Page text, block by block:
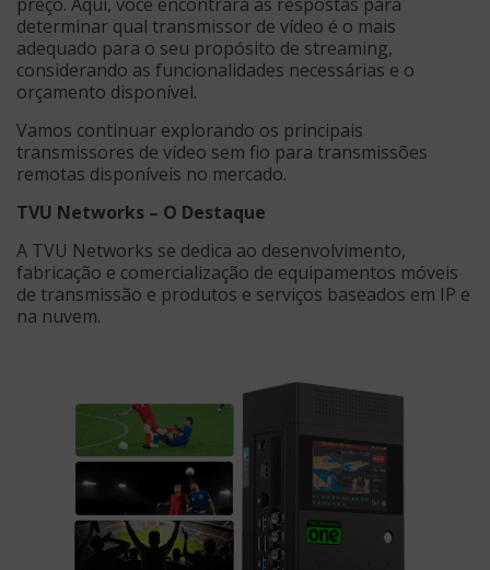
determinar qual transmissor de vídeo é o mais
adequado para o seu propósito de streaming,
considerando as funcionalidades necessárias e o
orçamento disponível.
Vamos continuar explorando os principais
transmissores de vídeo sem fio para transmissões
remotas disponíveis no mercado.
TVU Networks – O Destaque
A TVU Networks se dedica ao desenvolvimento,
fabricação e comercialização de equipamentos móveis
de transmissão e produtos e serviços baseados em IP e
na nuvem.